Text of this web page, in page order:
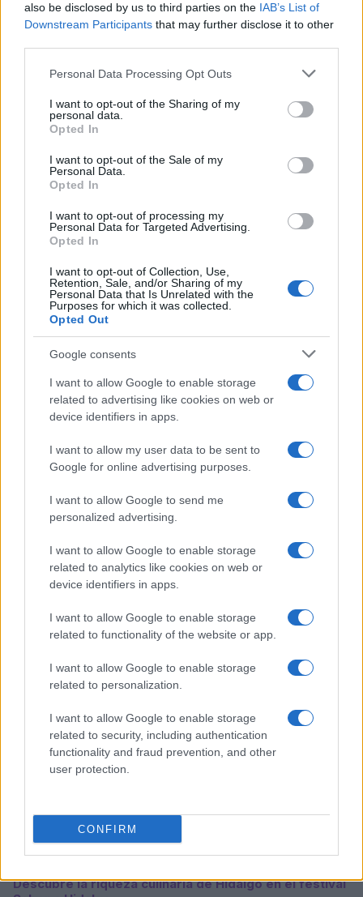
also be disclosed by us to third parties on the IAB’s List of
Downstream Participants that may further disclose it to other
Please note that this website/app uses one or more Google
not limited to your visit or usage behaviour. You may click to
grant or deny consent to Google and its third-party tags to
use your data for below specified purposes in below Google
consent section.
Personal Data Processing Opt Outs
I want to opt-out of the Sharing of my
personal data.
Opted In
I want to opt-out of the Sale of my
Personal Data.
Opted In
I want to opt-out of processing my
Personal Data for Targeted Advertising.
Opted In
I want to opt-out of Collection, Use,
Retention, Sale, and/or Sharing of my
Personal Data that Is Unrelated with the
Purposes for which it was collected.
Opted Out
Google consents
I want to allow Google to enable storage
related to advertising like cookies on web or
device identifiers in apps.
I want to allow my user data to be sent to
Google for online advertising purposes.
I want to allow Google to send me
personalized advertising.
I want to allow Google to enable storage
related to analytics like cookies on web or
device identifiers in apps.
I want to allow Google to enable storage
related to functionality of the website or app.
I want to allow Google to enable storage
related to personalization.
I want to allow Google to enable storage
related to security, including authentication
functionality and fraud prevention, and other
user protection.
CONFIRM
Sigue leyendo
Medidas, iluminación y almacenamiento para una isla
de cocina funcional
Lucía Fernández · 3 Ago 2026
CONSEJOS DE COCINA
Trucos de cocina tradicionales para platos deliciosos
Diego Romero · 3 Ago 2026
Descubre la riqueza culinaria de Hidalgo en el festival